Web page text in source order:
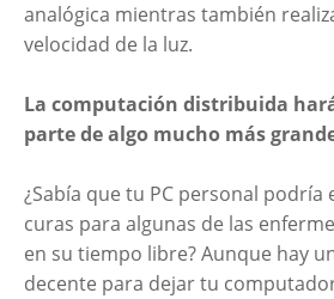
analógica mientras también
velocidad de la luz.
La computación distribuida
parte de algo mucho más
¿Sabía que tu PC personal
curas para algunas de las
en su tiempo libre? Aunque hay
decente para dejar tu